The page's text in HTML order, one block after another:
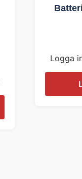
Logga